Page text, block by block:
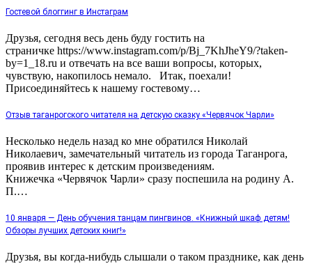
Гостевой блоггинг в Инстаграм
Друзья, сегодня весь день буду гостить на
страничке https://www.instagram.com/p/Bj_7KhJheY9/?taken-
by=1_18.ru и отвечать на все ваши вопросы, которых,
чувствую, накопилось немало. Итак, поехали!
Присоединяйтесь к нашему гостевому…
Отзыв таганрогского читателя на детскую сказку «Червячок Чарли»
Несколько недель назад ко мне обратился Николай
Николаевич, замечательный читатель из города Таганрога,
проявив интерес к детским произведениям.
Книжечка «Червячок Чарли» сразу поспешила на родину А.
П.…
10 января — День обучения танцам пингвинов. «Книжный шкаф детям!
Обзоры лучших детских книг!»
Друзья, вы когда-нибудь слышали о таком празднике, как день